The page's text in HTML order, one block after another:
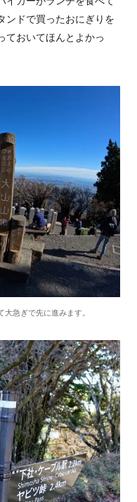
ンドで買ったおにぎりを
ておいてほんとよかっ
急ぎで先に進みます。